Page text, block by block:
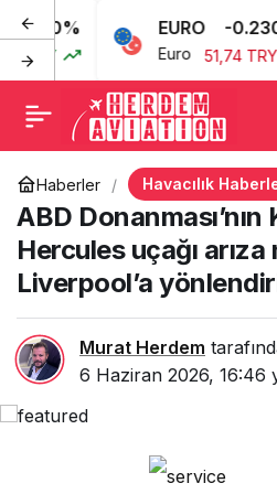
EURO -
Euro 51,74 TRY
Haberler Havacılık
ABD
Hercules uçağı
Liverpool’a
Murat Herdem
6 Haziran 2026, 16:46
ABD Donanması’nın KC-
130J Hercules uçağı arıza
nedeniyle Liverpool’a
yönlendirildi